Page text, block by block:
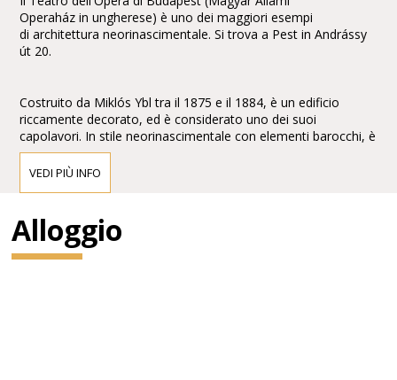
Operaház in ungherese) è uno dei maggiori esempi
di architettura neorinascimentale. Si trova a Pest in Andrássy
út 20.
Costruito da Miklós Ybl tra il 1875 e il 1884, è un edificio
riccamente decorato, ed è considerato uno dei suoi
capolavori. In stile neorinascimentale con elementi barocchi, è
arricchito con affreschi e sculture di Bertalan Székely,Mór
Than e Károly Lotz.
Di fronte alla facciata vi sono le statue di Ferenc Erkel,
compositore dell'inno nazionale, e del compositore
classicoFranz Liszt, entrambe di Alajos Stróbl.
VEDI PIÙ INFO
Alloggio